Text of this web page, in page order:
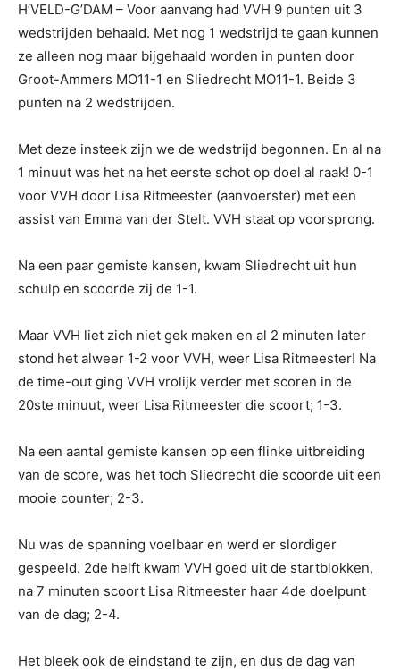
H’VELD-G’DAM – Voor aanvang had VVH 9 punten uit 3
wedstrijden behaald. Met nog 1 wedstrijd te gaan kunnen
ze alleen nog maar bijgehaald worden in punten door
Groot-Ammers MO11-1 en Sliedrecht MO11-1. Beide 3
punten na 2 wedstrijden.
Met deze insteek zijn we de wedstrijd begonnen. En al na
1 minuut was het na het eerste schot op doel al raak! 0-1
voor VVH door Lisa Ritmeester (aanvoerster) met een
assist van Emma van der Stelt. VVH staat op voorsprong.
Na een paar gemiste kansen, kwam Sliedrecht uit hun
schulp en scoorde zij de 1-1.
Maar VVH liet zich niet gek maken en al 2 minuten later
stond het alweer 1-2 voor VVH, weer Lisa Ritmeester! Na
de time-out ging VVH vrolijk verder met scoren in de
20ste minuut, weer Lisa Ritmeester die scoort; 1-3.
Na een aantal gemiste kansen op een flinke uitbreiding
van de score, was het toch Sliedrecht die scoorde uit een
mooie counter; 2-3.
Nu was de spanning voelbaar en werd er slordiger
gespeeld. 2de helft kwam VVH goed uit de startblokken,
na 7 minuten scoort Lisa Ritmeester haar 4de doelpunt
van de dag; 2-4.
Het bleek ook de eindstand te zijn, en dus de dag van